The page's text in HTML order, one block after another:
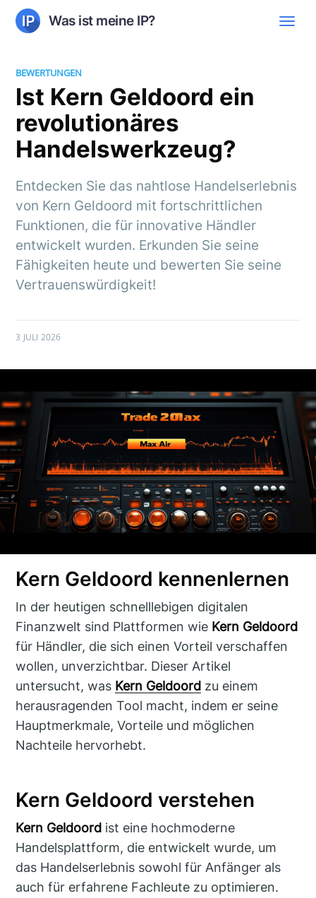
Was ist meine IP?
BEWERTUNGEN
Ist Kern Geldoord ein
revolutionäres
Handelswerkzeug?
Entdecken Sie das nahtlose Handelserlebnis
von Kern Geldoord mit fortschrittlichen
Funktionen, die für innovative Händler
entwickelt wurden. Erkunden Sie seine
Fähigkeiten heute und bewerten Sie seine
Vertrauenswürdigkeit!
3 JULI 2026
Kern Geldoord kennenlernen
In der heutigen schnelllebigen digitalen
Finanzwelt sind Plattformen wie Kern Geldoord
für Händler, die sich einen Vorteil verschaffen
wollen, unverzichtbar. Dieser Artikel
untersucht, was Kern Geldoord zu einem
herausragenden Tool macht, indem er seine
Hauptmerkmale, Vorteile und möglichen
Nachteile hervorhebt.
Kern Geldoord verstehen
Kern Geldoord ist eine hochmoderne
Handelsplattform, die entwickelt wurde, um
das Handelserlebnis sowohl für Anfänger als
auch für erfahrene Fachleute zu optimieren.